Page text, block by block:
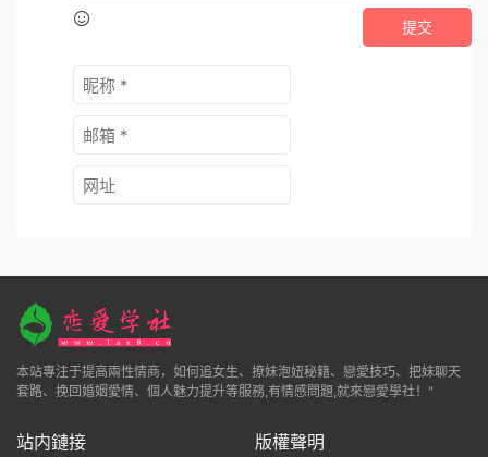
提交
本站專注于提高兩性情商，如何追女生、撩妹泡妞秘籍、戀愛技巧、把妹聊天
套路、挽回婚姻愛情、個人魅力提升等服務,有情感問題,就來戀愛學社！"
站内鏈接 版權聲明